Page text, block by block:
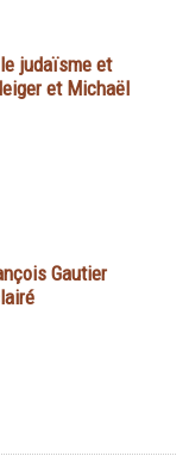
judaïsme et
et Michaël
Gautier